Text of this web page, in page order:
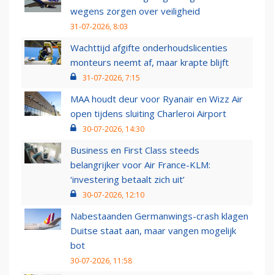
wegens zorgen over veiligheid
31-07-2026, 8:03
Wachttijd afgifte onderhoudslicenties
monteurs neemt af, maar krapte blijft
31-07-2026, 7:15
MAA houdt deur voor Ryanair en Wizz Air
open tijdens sluiting Charleroi Airport
30-07-2026, 14:30
Business en First Class steeds
belangrijker voor Air France-KLM:
‘investering betaalt zich uit’
30-07-2026, 12:10
Nabestaanden Germanwings-crash klagen
Duitse staat aan, maar vangen mogelijk
bot
30-07-2026, 11:58